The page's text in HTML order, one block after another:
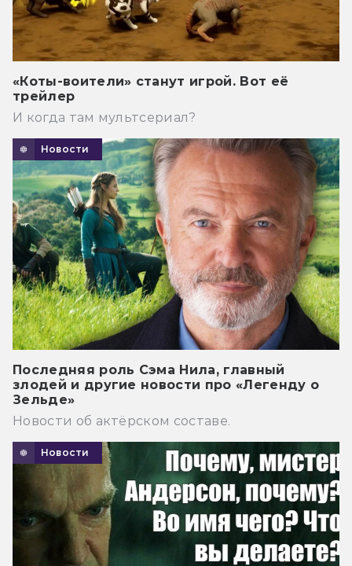
«Коты-воители» станут игрой. Вот её
трейлер
И когда там мультсериал?
Новости
Последняя роль Сэма Нила, главный
злодей и другие новости про «Легенду о
Зельде»
Новости об актёрском составе.
Новости